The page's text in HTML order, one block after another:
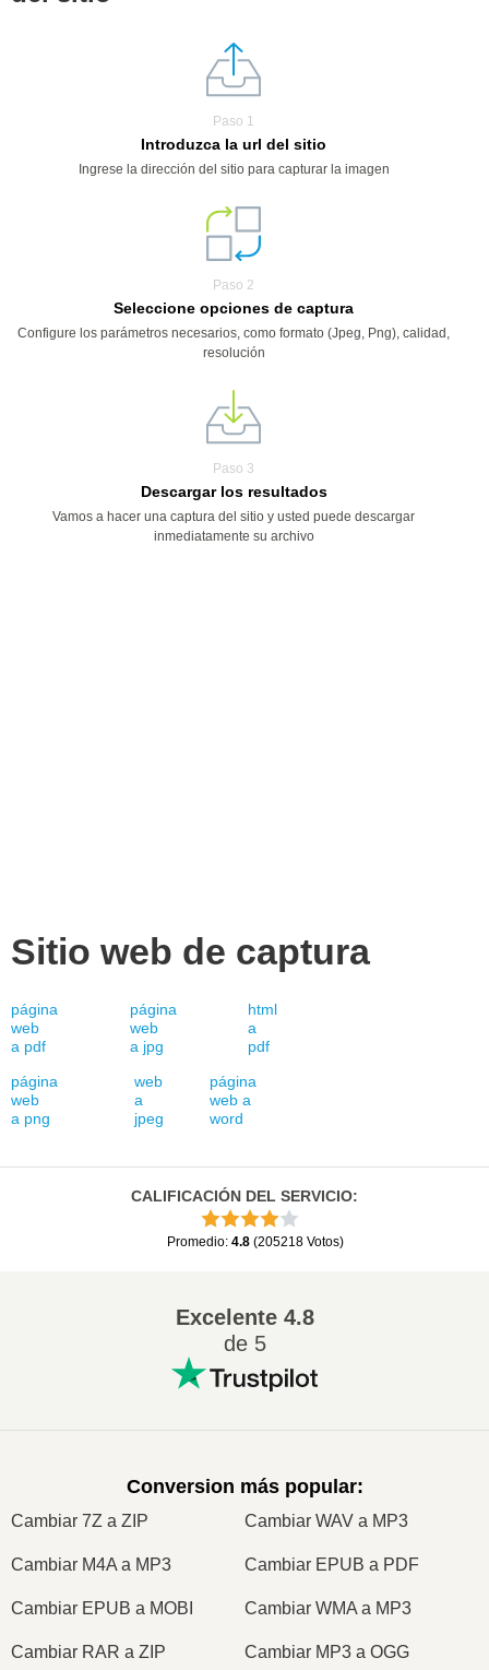
Paso 1
Introduzca la url del sitio
Ingrese la dirección del sitio para capturar la imagen
Paso 2
Seleccione opciones de captura
Configure los parámetros necesarios, como formato (Jpeg, Png), calidad,
resolución
Paso 3
Descargar los resultados
Vamos a hacer una captura del sitio y usted puede descargar
inmediatamente su archivo
Sitio web de captura
página
web
a pdf
página
web
a jpg
html
a
pdf
página
web
a png
web
a
jpeg
página
web a
word
CALIFICACIÓN DEL SERVICIO:
Promedio: 4.8 (205218 Votos)
Excelente4.8
de 5
Conversion más popular:
Cambiar 7Z a ZIP Cambiar WAV a MP3
Cambiar M4A a MP3 Cambiar EPUB a PDF
Cambiar EPUB a MOBI Cambiar WMA a MP3
Cambiar RAR a ZIP Cambiar MP3 a OGG